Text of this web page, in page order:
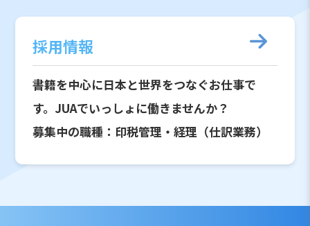
採用情報
書籍を中心に日本と世界をつなぐお仕事で
す。JUAでいっしょに働きませんか？
募集中の職種：印税管理・経理（仕訳業務）